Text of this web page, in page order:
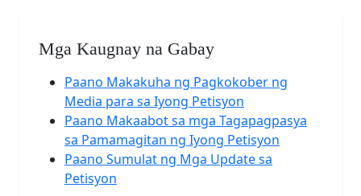
Mga Kaugnay na Gabay
Paano Makakuha ng Pagkokober ng
Media para sa Iyong Petisyon
Paano Makaabot sa mga Tagapagpasya
sa Pamamagitan ng Iyong Petisyon
Paano Sumulat ng Mga Update sa
Petisyon